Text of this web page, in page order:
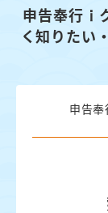
申告奉行ｉ
く知りたい
申告